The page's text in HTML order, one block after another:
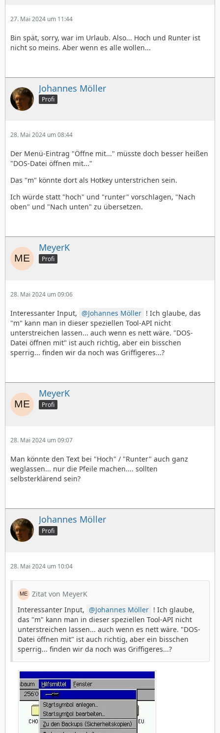
27. Mai 2024 um 11:44
Bin spät, sorry, war im Urlaub. Also... Hoch und Runter ist
nicht so meins. Aber wenn es alle wollen...
Johannes Möller
Profi
28. Mai 2024 um 08:44
Der Menü-Eintrag "Öffne mit..." müsste doch besser heißen
"DOS-Datei öffnen mit..."
Das "m" könnte dort als Hotkey unterstrichen sein.
Ich würde statt "hoch" und "runter" vorschlagen, "Nach
oben" und "Nach unten" zu übersetzen.
MeyerK
Profi
28. Mai 2024 um 09:06
Interessanter Input, Johannes Möller ! Ich glaube, das
"m" kann man in dieser speziellen Tool-API nicht
unterstreichen lassen... auch wenn es nett wäre. "DOS-
Datei öffnen mit" ist auch richtig, aber ein bisschen
sperrig... finden wir da noch was Griffigeres...?
MeyerK
Profi
28. Mai 2024 um 09:07
Man könnte den Text bei "Hoch" / "Runter" auch ganz
weglassen... nur die Pfeile machen.... sollten
selbsterklärend sein?
Johannes Möller
Profi
28. Mai 2024 um 10:04
Zitat von MeyerK
Interessanter Input,
Johannes Möller ! Ich glaube,
das "m" kann man in dieser speziellen Tool-API nicht
unterstreichen lassen... auch wenn es nett wäre. "DOS-
Datei öffnen mit" ist auch richtig, aber ein bisschen
sperrig... finden wir da noch was Griffigeres...?